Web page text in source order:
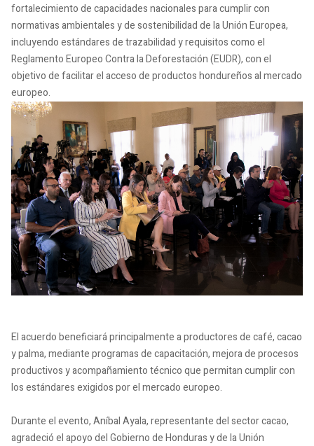
fortalecimiento de capacidades nacionales para cumplir con
normativas ambientales y de sostenibilidad de la Unión Europea,
incluyendo estándares de trazabilidad y requisitos como el
Reglamento Europeo Contra la Deforestación (EUDR), con el
objetivo de facilitar el acceso de productos hondureños al mercado
europeo.
El acuerdo beneficiará principalmente a productores de café, cacao
y palma, mediante programas de capacitación, mejora de procesos
productivos y acompañamiento técnico que permitan cumplir con
los estándares exigidos por el mercado europeo.
Durante el evento, Aníbal Ayala, representante del sector cacao,
agradeció el apoyo del Gobierno de Honduras y de la Unión